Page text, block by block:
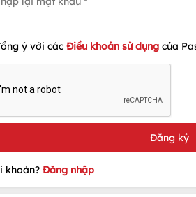
ý với các Điều khoản sử dụng của
khoản? Đăng nhập